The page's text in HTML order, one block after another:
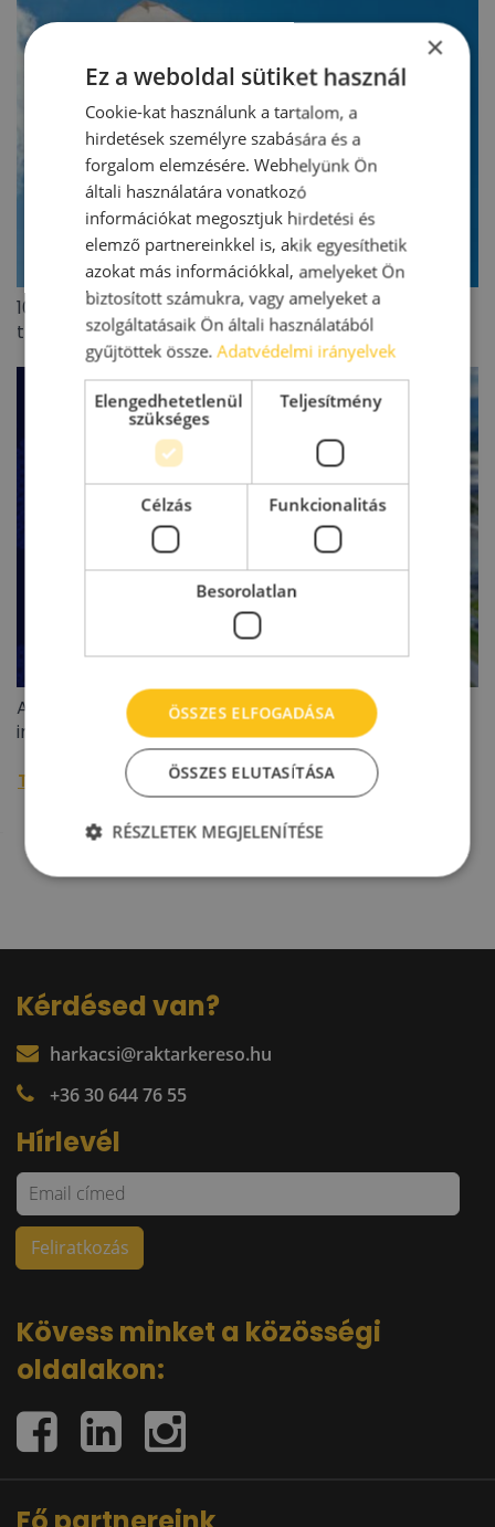
100 millió eurót meghaladó lengyel ingatlanpiaci
tranzakciót zárt az Appeninn
A BIEF 2026 második negyedéves ipari/logisztikai
ingatlanoiaci jelentése
További raktárpiaci hírek »
Kérdésed van?
harkacsi@raktarkereso.hu
+36 30 644 76 55
Hírlevél
Kövess minket a közösségi
oldalakon:
×
Ez a weboldal sütiket használ
Cookie-kat használunk a tartalom, a
hirdetések személyre szabására és a
forgalom elemzésére. Webhelyünk Ön
általi használatára vonatkozó
információkat megosztjuk hirdetési és
elemző partnereinkkel is, akik egyesíthetik
azokat más információkkal, amelyeket Ön
biztosított számukra, vagy amelyeket a
szolgáltatásaik Ön általi használatából
gyűjtöttek össze.Adatvédelmi irányelvek
Elengedhetetlenül
szükséges
Teljesítmény
Célzás Funkcionalitás
Besorolatlan
ÖSSZES ELFOGADÁSA
ÖSSZES ELUTASÍTÁSA
RÉSZLETEK MEGJELENÍTÉSE